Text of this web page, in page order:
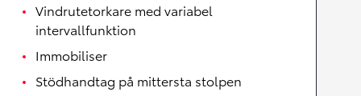
Vindrutetorkare med variabel
intervallfunktion
Immobiliser
Stödhandtag på mittersta stolpen